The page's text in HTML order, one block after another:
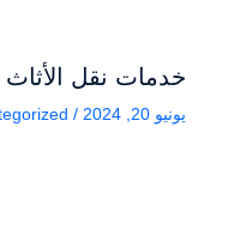
خدمات نقل
يونيو 20, 2024 /